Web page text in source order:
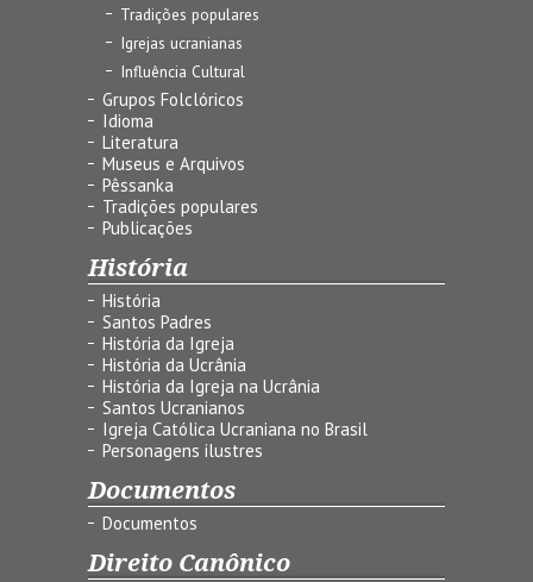
Tradições populares
Igrejas ucranianas
Influência Cultural
Grupos Folclóricos
Idioma
Literatura
Museus e Arquivos
Pêssanka
Tradições populares
Publicações
História
História
Santos Padres
História da Igreja
História da Ucrânia
História da Igreja na Ucrânia
Santos Ucranianos
Igreja Católica Ucraniana no Brasil
Personagens ilustres
Documentos
Documentos
Direito Canônico